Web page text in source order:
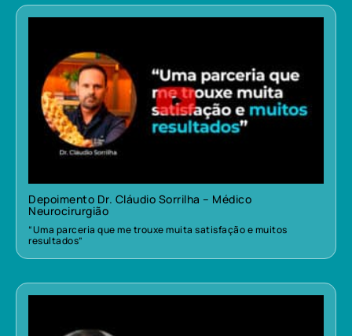
Depoimento Dr. Cláudio Sorrilha – Médico
Neurocirurgião
“Uma parceria que me trouxe muita satisfação e muitos
resultados”